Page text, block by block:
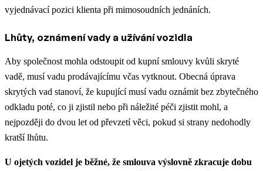
vyjednávací pozici klienta při mimosoudních jednáních.
Lhůty, oznámení vady a užívání vozidla
Aby společnost mohla odstoupit od kupní smlouvy kvůli skryté
vadě, musí vadu prodávajícímu včas vytknout. Obecná úprava
skrytých vad stanoví, že kupující musí vadu oznámit bez zbytečného
odkladu poté, co ji zjistil nebo při náležité péči zjistit mohl, a
nejpozději do dvou let od převzetí věci, pokud si strany nedohodly
kratší lhůtu.
U ojetých vozidel je běžné, že smlouva výslovně zkracuje dobu